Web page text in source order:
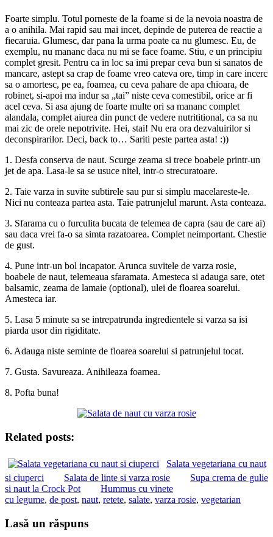
Foarte simplu. Totul porneste de la foame si de la nevoia noastra de
a o anihila. Mai rapid sau mai incet, depinde de puterea de reactie a
fiecaruia. Glumesc, dar pana la urma poate ca nu glumesc. Eu, de
exemplu, nu mananc daca nu mi se face foame. Stiu, e un principiu
complet gresit. Pentru ca in loc sa imi prepar ceva bun si sanatos de
mancare, astept sa crap de foame vreo cateva ore, timp in care incerc
sa o amortesc, pe ea, foamea, cu ceva pahare de apa chioara, de
robinet, si-apoi ma indur sa „tai” niste ceva comestibil, orice ar fi
acel ceva. Si asa ajung de foarte multe ori sa mananc complet
alandala, complet aiurea din punct de vedere nutrititional, ca sa nu
mai zic de orele nepotrivite. Hei, stai! Nu era ora dezvaluirilor si
deconspirarilor. Deci, back to… Sariti peste partea asta! :))
1. Desfa conserva de naut. Scurge zeama si trece boabele printr-un
jet de apa. Lasa-le sa se usuce nitel, intr-o strecuratoare.
2. Taie varza in suvite subtirele sau pur si simplu macelareste-le.
Nici nu conteaza partea asta. Taie patrunjelul marunt. Asta conteaza.
3. Sfarama cu o furculita bucata de telemea de capra (sau de care ai)
sau daca vrei fa-o sa simta razatoarea. Complet neimportant. Chestie
de gust.
4. Pune intr-un bol incapator. Arunca suvitele de varza rosie,
boabele de naut, telemeaua sfaramata. Amesteca si adauga sare, otet
balsamic, zeama de lamaie (optional), ulei de floarea soarelui.
Amesteca iar.
5. Lasa 5 minute sa se intrepatrunda ingredientele si varza sa isi
piarda usor din rigiditate.
6. Adauga niste seminte de floarea soarelui si patrunjelul tocat.
7. Gusta. Savureaza. Anihileaza foamea.
8. Pofta buna!
Related posts:
Salata vegetariana cu naut
si ciuperci
Salata de linte si varza rosie
Supa crema de gulie
si naut la Crock Pot
Hummus cu vinete
cu legume, de post, naut, retete, salate, varza rosie, vegetarian
Lasă un răspuns